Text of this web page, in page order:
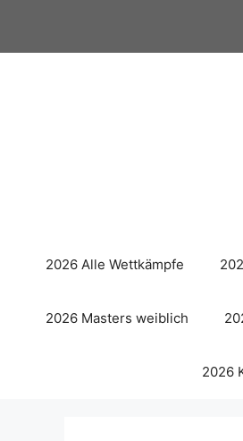
springen
2026 Alle Wettkämpfe
2026 Masters weiblich
2026